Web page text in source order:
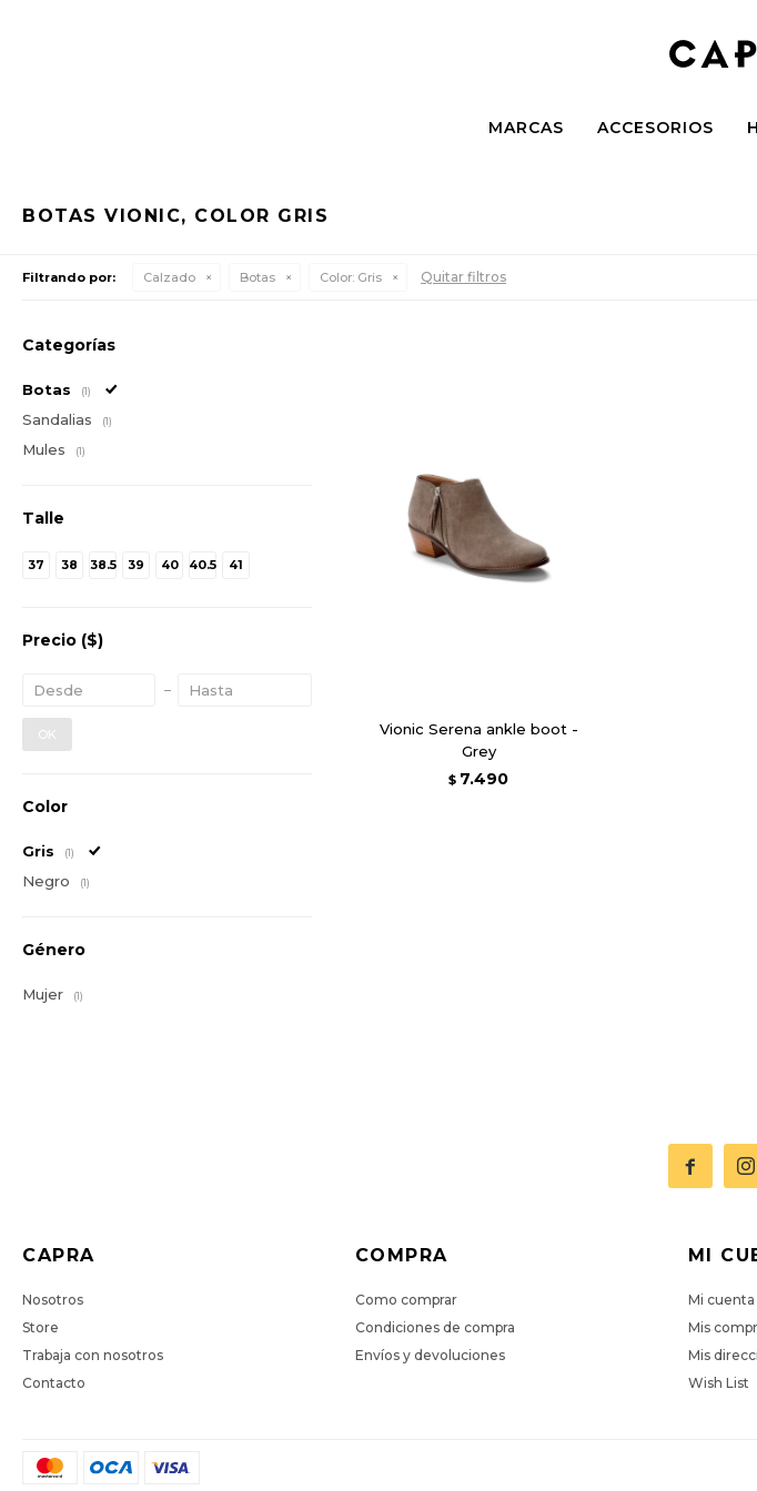
MARCAS ACCESORIOS
BOTAS VIONIC, COLOR GRIS
Filtrando por: Calzado Botas Color: Gris Quitar filtros
Vionic Serena ankle boot -
Grey
$ 7.490
Categorías
Botas (1)
Sandalias (1)
Mules (1)
Talle
37 38 38.5 39 40 40.5 41
Precio ($)
OK
Color
Gris (1)
Negro (1)
Género
Mujer (1)
 
CAPRA
Nosotros
Store
Trabaja con nosotros
Contacto
COMPRA
Como comprar
Condiciones de compra
Envíos y devoluciones
MI
Mi cuenta
Mis
Mis
Wish List